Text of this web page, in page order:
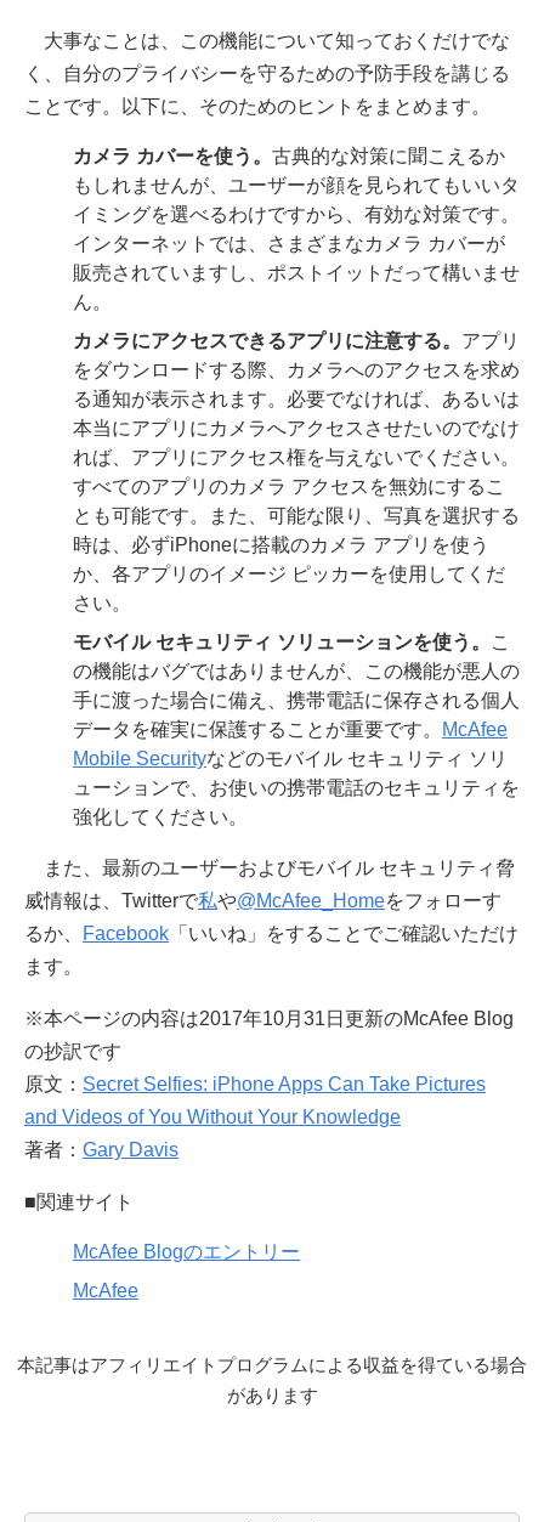
大事なことは、この機能について知っておくだけでな
く、自分のプライバシーを守るための予防手段を講じる
ことです。以下に、そのためのヒントをまとめます。
カメラ カバーを使う。 古典的な対策に聞こえるか
もしれませんが、ユーザーが顔を見られてもいいタ
イミングを選べるわけですから、有効な対策です。
インターネットでは、さまざまなカメラ カバーが
販売されていますし、ポストイットだって構いませ
ん。
カメラにアクセスできるアプリに注意する。 アプリ
をダウンロードする際、カメラへのアクセスを求め
る通知が表示されます。必要でなければ、あるいは
本当にアプリにカメラへアクセスさせたいのでなけ
れば、アプリにアクセス権を与えないでください。
すべてのアプリのカメラ アクセスを無効にするこ
とも可能です。また、可能な限り、写真を選択する
時は、必ずiPhoneに搭載のカメラ アプリを使う
か、各アプリのイメージ ピッカーを使用してくだ
さい。
モバイル セキュリティ ソリューションを使う。
こ
の機能はバグではありませんが、この機能が悪人の
手に渡った場合に備え、携帯電話に保存される個人
データを確実に保護することが重要です。
McAfee
Mobile Securityなどのモバイル セキュリティ ソリ
ューションで、お使いの携帯電話のセキュリティを
強化してください。
また、最新のユーザーおよびモバイル セキュリティ脅
威情報は、Twitterで私や@McAfee_Homeをフォローす
るか、
Facebook 「いいね」をすることでご確認いただけ
ます。
※本ページの内容は2017年10月31日更新のMcAfee Blog
の抄訳です
原文： Secret Selfies: iPhone Apps Can Take Pictures
and Videos of You Without Your Knowledge
著者： Gary Davis
■関連サイト
McAfee Blogのエントリー
McAfee
本記事はアフィリエイトプログラムによる収益を得ている場合
があります